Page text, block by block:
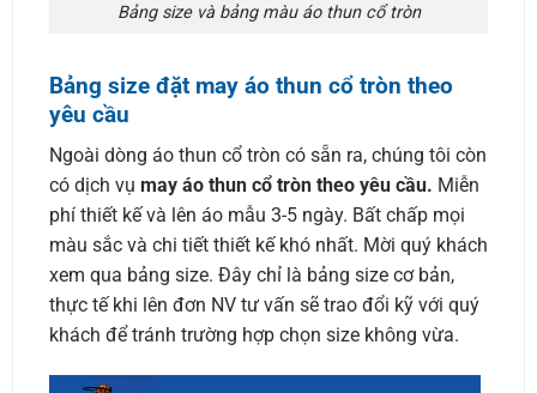
Bảng size và bảng màu áo thun cổ tròn
Bảng size đặt may áo thun cổ tròn theo
yêu cầu
Ngoài dòng áo thun cổ tròn có sẵn ra, chúng tôi còn
có dịch vụ may áo thun cổ tròn theo yêu cầu. Miễn
phí thiết kế và lên áo mẫu 3-5 ngày. Bất chấp mọi
màu sắc và chi tiết thiết kế khó nhất. Mời quý khách
xem qua bảng size. Đây chỉ là bảng size cơ bản,
thực tế khi lên đơn NV tư vấn sẽ trao đổi kỹ với quý
khách để tránh trường hợp chọn size không vừa.